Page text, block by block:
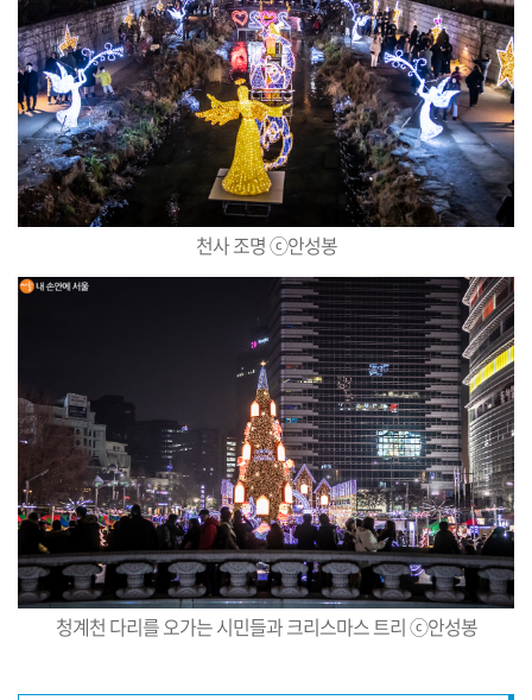
천사 조명 ⓒ안성봉
청계천 다리를 오가는 시민들과 크리스마스 트리 ⓒ안성봉